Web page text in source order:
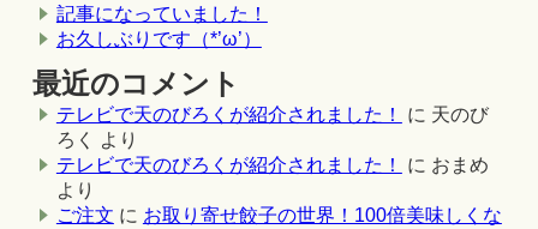
記事になっていました！
お久しぶりです（*’ω’）
最近のコメント
テレビで天のびろくが紹介されました！ に 天のび
ろく
より
テレビで天のびろくが紹介されました！
に おまめ
より
ご注文 に お取り寄せ餃子の世界！100倍美味しくな